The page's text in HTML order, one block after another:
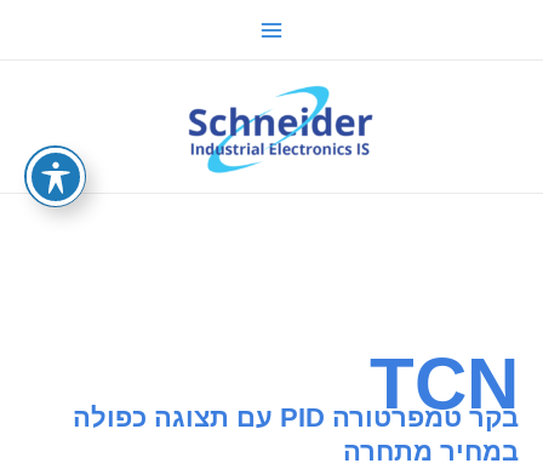
Main
TCN
בקר טמפרטורה PID עם תצוגה כפולה
במחיר מתחרה